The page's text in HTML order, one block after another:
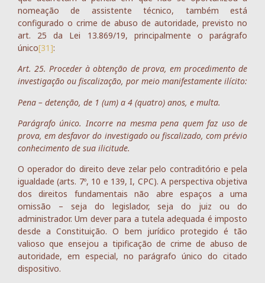
nomeação de assistente técnico, também está
configurado o crime de abuso de autoridade, previsto no
art. 25 da Lei 13.869/19, principalmente o parágrafo
único[31]:
Art. 25. Proceder à obtenção de prova, em procedimento de
investigação ou fiscalização, por meio manifestamente ilícito:
Pena – detenção, de 1 (um) a 4 (quatro) anos, e multa.
Parágrafo único. Incorre na mesma pena quem faz uso de
prova, em desfavor do investigado ou fiscalizado, com prévio
conhecimento de sua ilicitude.
O operador do direito deve zelar pelo contraditório e pela
igualdade (arts. 7º, 10 e 139, I, CPC). A perspectiva objetiva
dos direitos fundamentais não abre espaços a uma
omissão – seja do legislador, seja do juiz ou do
administrador. Um dever para a tutela adequada é imposto
desde a Constituição. O bem jurídico protegido é tão
valioso que ensejou a tipificação de crime de abuso de
autoridade, em especial, no parágrafo único do citado
dispositivo.